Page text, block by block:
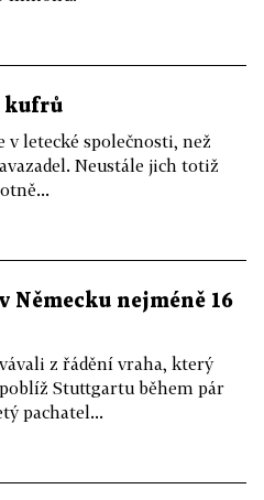
kufrů
letecké společnosti, než
Neustále jich totiž
Německu nejméně 16
z řádění vraha, který
Stuttgartu během pár
pachatel...